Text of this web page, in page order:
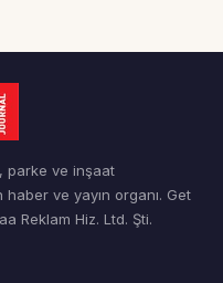
parke ve inşaat
ve yayın organı. Get
Reklam Hiz. Ltd. Şti.